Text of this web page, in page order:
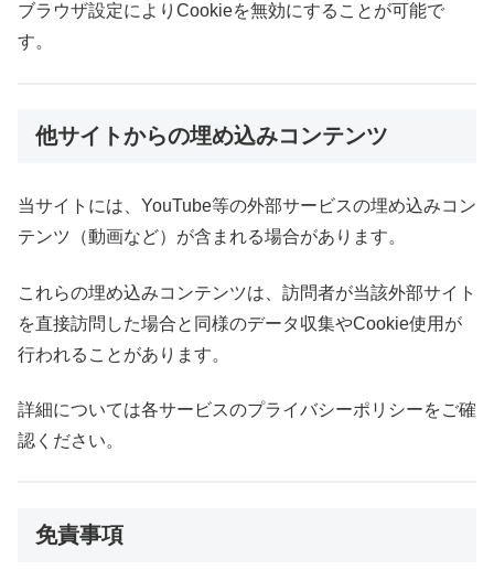
ブラウザ設定によりCookieを無効にすることが可能で
す。
他サイトからの埋め込みコンテンツ
当サイトには、YouTube等の外部サービスの埋め込みコン
テンツ（動画など）が含まれる場合があります。
これらの埋め込みコンテンツは、訪問者が当該外部サイト
を直接訪問した場合と同様のデータ収集やCookie使用が
行われることがあります。
詳細については各サービスのプライバシーポリシーをご確
認ください。
免責事項